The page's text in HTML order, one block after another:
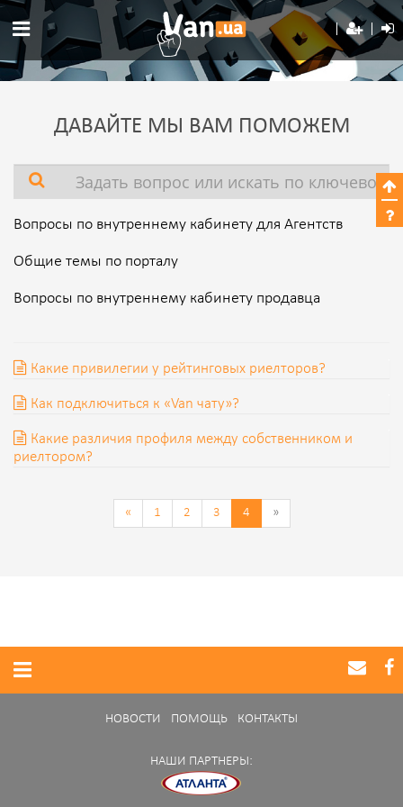
ДАВАЙТЕ МЫ ВАМ ПОМОЖЕМ
Вопросы по внутреннему кабинету для Агентств
Общие темы по порталу
Вопросы по внутреннему кабинету продавца
Какие привилегии у рейтинговых риелторов?
Как подключиться к «Van чату»?
​Какие различия профиля между собственником и
риелтором?
« 1 2 3 4 »
НОВОСТИ ПОМОЩЬ КОНТАКТЫ
НАШИ ПАРТНЕРЫ: